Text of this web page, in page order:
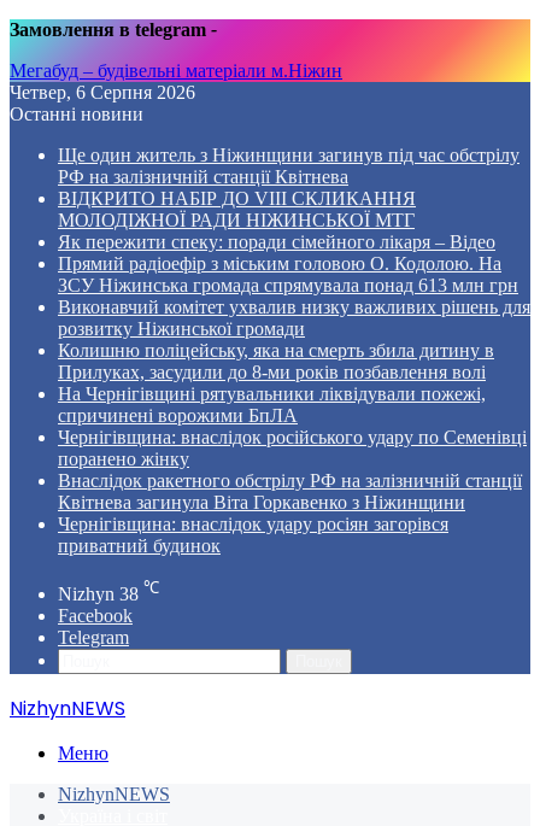
Замовлення в telegram -
Мегабуд – будівельні матеріали м.Ніжин
Четвер, 6 Серпня 2026
Останні новини
Ще один житель з Ніжинщини загинув під час обстрілу
РФ на залізничній станції Квітнева
ВІДКРИТО НАБІР ДО VIII СКЛИКАННЯ
МОЛОДІЖНОЇ РАДИ НІЖИНСЬКОЇ МТГ
Як пережити спеку: поради сімейного лікаря – Відео
Прямий радіоефір з міським головою О. Кодолою. На
ЗСУ Ніжинська громада спрямувала понад 613 млн грн
Виконавчий комітет ухвалив низку важливих рішень для
розвитку Ніжинської громади
Колишню поліцейську, яка на смерть збила дитину в
Прилуках, засудили до 8-ми років позбавлення волі
На Чернігівщині рятувальники ліквідували пожежі,
спричинені ворожими БпЛА
Чернігівщина: внаслідок російського удару по Семенівці
поранено жінку
Внаслідок ракетного обстрілу РФ на залізничній станції
Квітнева загинула Віта Горкавенко з Ніжинщини
Чернігівщина: внаслідок удару росіян загорівся
приватний будинок
Nizhyn 38 ℃
Facebook
Telegram
NizhynNEWS
Меню
NizhynNEWS